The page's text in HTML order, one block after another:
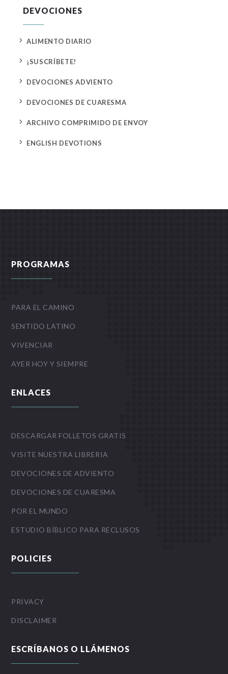
DEVOCIONES
5 ALIMENTO DIARIO
5 ¡SUSCRÍBETE!
5 DEVOCIONES ADVIENTO
5 DEVOCIONES DE CUARESMA
5 ARCHIVO COMPRIMIDO DE ENVOY
5 ENGLISH DEVOTIONS
PROGRAMAS
PARA EL CAMINO
SENTIDO LATINO
VIVENCIAR
AYER HOY Y SIEMPRE
ENLACES
DESCARGAR FOLLETOS GRATIS
VISITE NUESTRA LIBRERIA
DEVOCIONES DE ADVIENTO
DEVOCIONES DE CUARESMA
POR EL MUNDO
ESTUDIO BÍBLICO PARA RECLUSOS
POLICIES
PRIVACY
DISCLAIMER
ESCRÍBANOS O LLÁMENOS